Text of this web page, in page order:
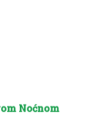
Noćnom